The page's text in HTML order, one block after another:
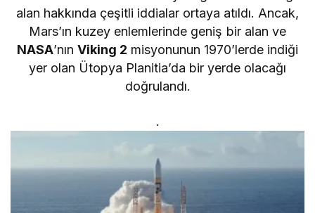
alan hakkında çeşitli iddialar ortaya atıldı. Ancak,
Mars’ın kuzey enlemlerinde geniş bir alan ve
NASA’nın Viking 2 misyonunun 1970’lerde indiği
yer olan Ütopya Planitia’da bir yerde olacağı
doğrulandı.
.